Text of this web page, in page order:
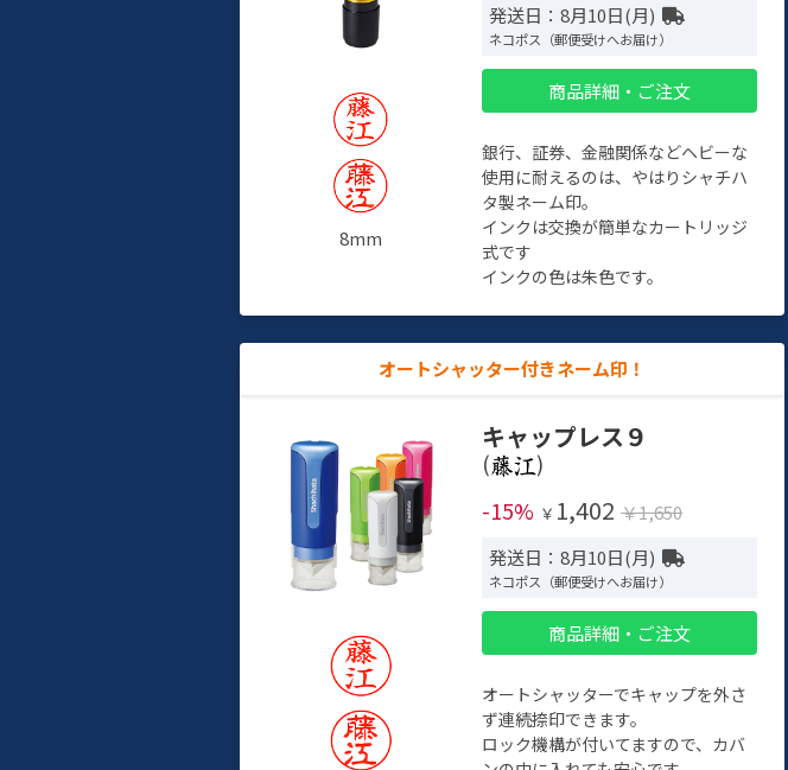
8mm
発送日：8月10日(月)
ネコポス（郵便受けへお届け）
商品詳細・ご注文
銀行、証券、金融関係などヘビーな
使用に耐えるのは、やはりシャチハ
タ製ネーム印。
インクは交換が簡単なカートリッジ
式です
インクの色は朱色です。
オートシャッター付きネーム印！
キャップレス９
(
)
-15% ￥ 1,402 ￥1,650
発送日：8月10日(月)
ネコポス（郵便受けへお届け）
商品詳細・ご注文
オートシャッターでキャップを外さ
ず連続捺印できます。
ロック機構が付いてますので、カバ